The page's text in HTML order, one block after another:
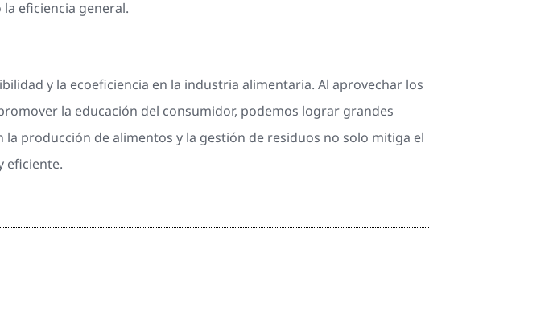
eficiencia general.
y la ecoeficiencia en la industria alimentaria. Al aprovechar los
la educación del consumidor, podemos lograr grandes
producción de alimentos y la gestión de residuos no solo mitiga el
eficiente.